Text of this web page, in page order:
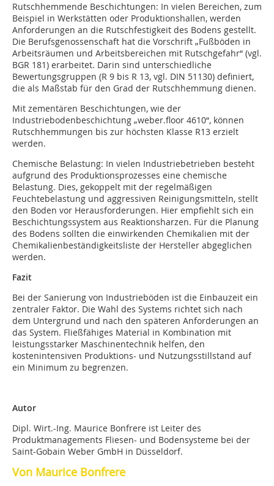
Rutschhemmende Beschichtungen: In vielen Bereichen, zum
Beispiel in Werkstätten oder Produktionshallen, werden
Anforderungen an die Rutschfestigkeit des Bodens gestellt.
Die Berufsgenossenschaft hat die Vorschrift „Fußböden in
Arbeitsräumen und Arbeitsbereichen mit Rutschgefahr“ (vgl.
BGR 181) erarbeitet. Darin sind unterschiedliche
Bewertungsgruppen (R 9 bis R 13, vgl. DIN 51130) definiert,
die als Maßstab für den Grad der Rutschhemmung dienen.
Mit zementären Beschichtungen, wie der
Industriebodenbeschichtung „weber.floor 4610“, können
Rutschhemmungen bis zur höchsten Klasse R13 erzielt
werden.
Chemische Belastung: In vielen Industriebetrieben besteht
aufgrund des Produktionsprozesses eine chemische
Belastung. Dies, gekoppelt mit der regelmäßigen
Feuchtebelastung und aggressiven Reinigungsmitteln, stellt
den Boden vor Herausforderungen. Hier empfiehlt sich ein
Beschichtungssystem aus Reaktionsharzen. Für die Planung
des Bodens sollten die einwirkenden Chemikalien mit der
Chemikalienbeständigkeitsliste der Hersteller abgeglichen
werden.
Fazit
Bei der Sanierung von Industrieböden ist die Einbauzeit ein
zentraler Faktor. Die Wahl des Systems richtet sich nach
dem Untergrund und nach den späteren Anforderungen an
das System. Fließfähiges Material in Kombination mit
leistungsstarker Maschinentechnik helfen, den
kostenintensiven Produktions- und Nutzungsstillstand auf
ein Minimum zu begrenzen.
Autor
Dipl. Wirt.-Ing. Maurice Bonfrere ist Leiter des
Produktmanagements Fliesen- und Bodensysteme bei der
Saint-Gobain Weber GmbH in Düsseldorf.
Von Maurice Bonfrere